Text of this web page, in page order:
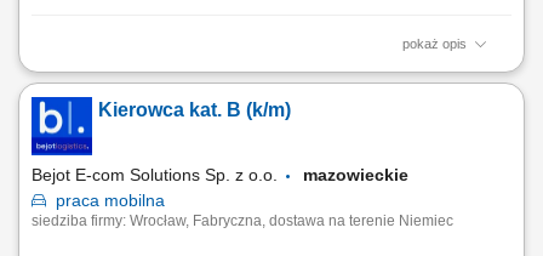
pokaż opis
Twoje zadania: Przygotowanie miejsca pracy Spawanie blach o
Spawanie zgodnie z dokumentacją techniczną Kontrola jakości
wyrobów spawanych
Kierowca kat. B (k/m)
Bejot E-com Solutions Sp. z o.o.
mazowieckie
praca mobilna
siedziba firmy: Wrocław, Fabryczna, dostawa na terenie Niemiec